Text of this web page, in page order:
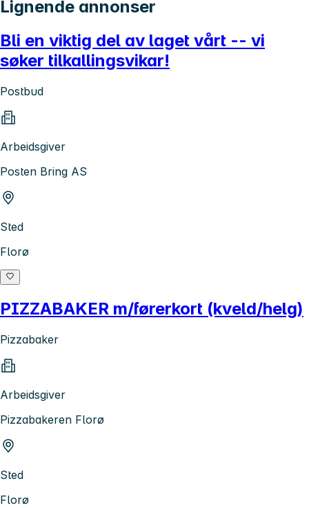
Lignende annonser
Bli en viktig del av laget vårt -- vi
søker tilkallingsvikar!
Postbud
Arbeidsgiver
Posten Bring AS
Sted
Florø
PIZZABAKER m/førerkort (kveld/helg)
Pizzabaker
Arbeidsgiver
Pizzabakeren Florø
Sted
Florø